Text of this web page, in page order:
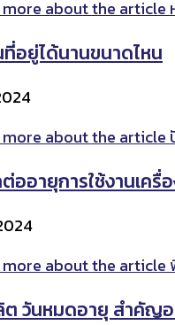
อยู่ได้นานขนาดไหน
ออายุการใช้งานเค
วันหมดอายุ สำคัญอ